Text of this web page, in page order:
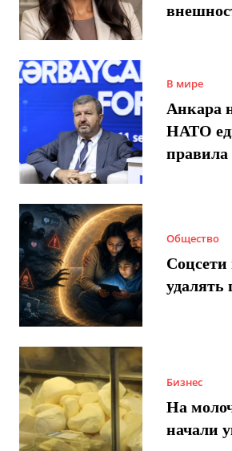
В мире
Анкара
НАТО
Общество
Соцсети
удалять
Бизнес
На
начали